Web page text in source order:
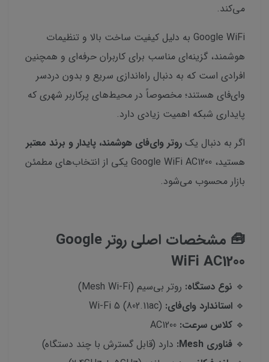
می‌کند.
Google WiFi به دلیل کیفیت ساخت بالا و تنظیمات
هوشمند، گزینه‌ای مناسب برای کاربران حرفه‌ای و همچنین
افرادی است که به دنبال راه‌اندازی سریع و بدون دردسر
وای‌فای هستند؛ مخصوصاً در محیط‌های پرکاربر شهری که
پایداری شبکه اهمیت زیادی دارد.
اگر به دنبال یک روتر وای‌فای هوشمند، پایدار و برند معتبر
هستید، Google WiFi AC1200 یکی از انتخاب‌های مطمئن
بازار محسوب می‌شود.
🧰 مشخصات اصلی روتر Google
WiFi AC1200
🔹 نوع دستگاه: روتر بی‌سیم (Mesh Wi-Fi)
🔹 استاندارد وای‌فای:
🔹 کلاس سرعت:
🔹 فناوری Mesh:
دارد (قابل گسترش با چند دستگاه)